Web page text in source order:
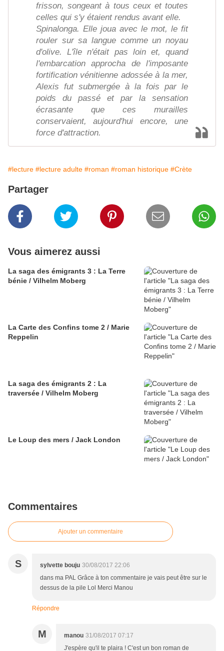
frisson, songeant à tous ceux et toutes
celles qui s'y étaient rendus avant elle.
Spinalonga. Elle joua avec le mot, le fit
rouler sur sa langue comme un noyau
d'olive. L'île n'était pas loin et, quand
l'embarcation approcha de l'imposante
fortification vénitienne adossée à la mer,
Alexis fut submergée à la fois par le
poids du passé et par la sensation
écrasante que ces murailles
conservaient, aujourd'hui encore, une
force d'attraction.
#lecture #lecture adulte #roman #roman historique #Crète
Partager
Vous aimerez aussi
La saga des émigrants 3 : La Terre
bénie / Vilhelm Moberg
La Carte des Confins tome 2 / Marie
Reppelin
La saga des émigrants 2 : La
traversée / Vilhelm Moberg
Le Loup des mers / Jack London
Commentaires
Ajouter un commentaire
S sylvette bouju 30/08/2017 22:06
dans ma PAL Grâce à ton commentaire je vais peut être sur le
dessus de la pile Lol Merci Manou
Répondre
M manou 31/08/2017 07:17
J'espère qu'il te plaira ! C'est un bon roman de